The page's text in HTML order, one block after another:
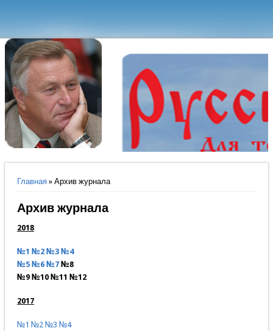
Вы здесь
Главная» Архив журнала
Архив журнала
2018
№1 №2 №3 №4
№5 №6 №7№8
№9 №10 №11 №12
2017
№1 №2 №3 №4